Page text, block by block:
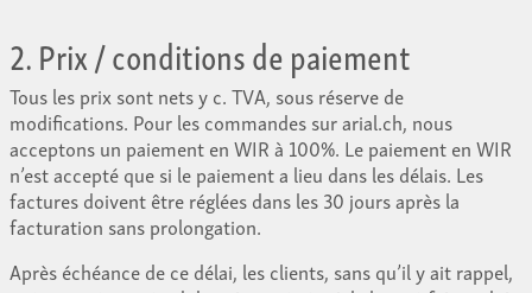
2. Prix / conditions de paiement
Tous les prix sont nets y c. TVA, sous réserve de
modifications. Pour les commandes sur arial.ch, nous
acceptons un paiement en WIR à 100%. Le paiement en WIR
n’est accepté que si le paiement a lieu dans les délais. Les
factures doivent être réglées dans les 30 jours après la
facturation sans prolongation.
Après échéance de ce délai, les clients, sans qu’il y ait rappel,